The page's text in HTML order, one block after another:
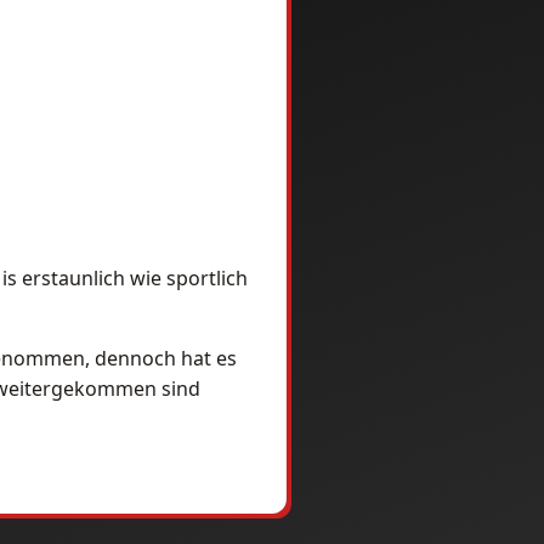
erstaunlich wie sportlich
dennoch hat es
sind